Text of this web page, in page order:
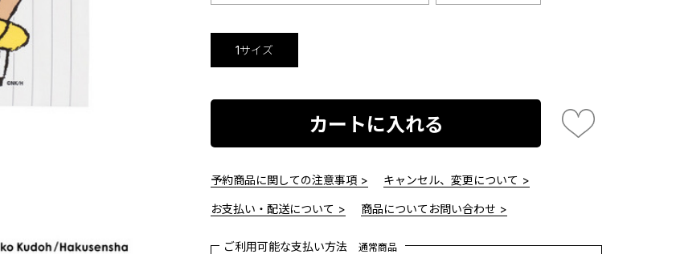
1サイズ
カートに入れる
予約商品に関しての注意事項 > キャンセル、変更について >
お支払い・配送について > 商品についてお問い合わせ >
ご利用可能な支払い方法 通常商品